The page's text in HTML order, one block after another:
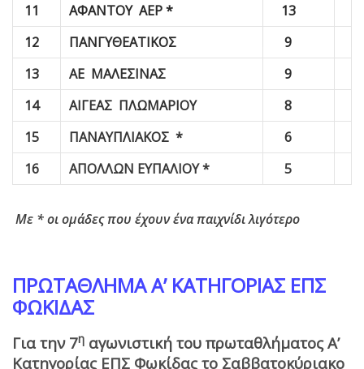
11
ΑΦΑΝΤΟΥ ΑΕΡ *
13
12
ΠΑΝΓΥΘΕΑΤΙΚΟΣ
9
13
ΑΕ ΜΑΛΕΣΙΝΑΣ
9
14
ΑΙΓΕΑΣ ΠΛΩΜΑΡΙΟΥ
8
15
ΠΑΝΑΥΠΛΙΑΚΟΣ *
6
16
ΑΠΟΛΛΩΝ ΕΥΠΑΛΙΟΥ * 5
Με * οι ομάδες που έχουν ένα παιχνίδι λιγότερο
ΠΡΩΤΑΘΛΗΜΑ Α’ ΚΑΤΗΓΟΡΙΑΣ ΕΠΣ
ΦΩΚΙΔΑΣ
Για την 7η αγωνιστική του πρωταθλήματος Α’
Κατηγορίας ΕΠΣ Φωκίδας το Σαββατοκύριακο